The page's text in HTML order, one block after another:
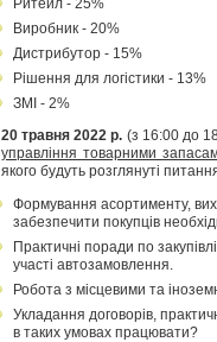
Ритейл - 25%
Виробник - 20%
Дистрибутор - 15%
Рішення для логістики - 13%
ЗМІ - 2%
20травня 2022 р. (з 16:00 до
управління товарними
якого будуть розглянуті
Формування асортименту,
забезпечити покупців
Практичні поради по
участі автозамовлення.
Робота з місцевими та
Укладання договорів,
в таких умовах працювати?